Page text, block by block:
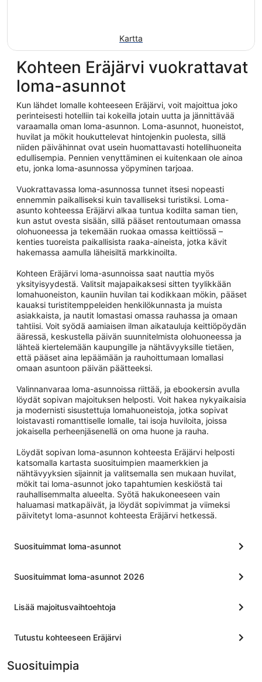
Kartta
Kohteen Eräjärvi vuokrattavat
loma-asunnot
Kun lähdet lomalle kohteeseen Eräjärvi, voit majoittua joko
perinteisesti hotelliin tai kokeilla jotain uutta ja jännittävää
varaamalla oman loma-asunnon. Loma-asunnot, huoneistot,
huvilat ja mökit houkuttelevat hintojenkin puolesta, sillä
niiden päivähinnat ovat usein huomattavasti hotellihuoneita
edullisempia. Pennien venyttäminen ei kuitenkaan ole ainoa
etu, jonka loma-asunnossa yöpyminen tarjoaa.
Vuokrattavassa loma-asunnossa tunnet itsesi nopeasti
ennemmin paikalliseksi kuin tavalliseksi turistiksi. Loma-
asunto kohteessa Eräjärvi alkaa tuntua kodilta saman tien,
kun astut ovesta sisään, sillä pääset rentoutumaan omassa
olohuoneessa ja tekemään ruokaa omassa keittiössä –
kenties tuoreista paikallisista raaka-aineista, jotka kävit
hakemassa aamulla läheisiltä markkinoilta.
Kohteen Eräjärvi loma-asunnoissa saat nauttia myös
yksityisyydestä. Valitsit majapaikaksesi sitten tyylikkään
lomahuoneiston, kauniin huvilan tai kodikkaan mökin, pääset
kauaksi turistitemppeleiden henkilökunnasta ja muista
asiakkaista, ja nautit lomastasi omassa rauhassa ja omaan
tahtiisi. Voit syödä aamiaisen ilman aikatauluja keittiöpöydän
ääressä, keskustella päivän suunnitelmista olohuoneessa ja
lähteä kiertelemään kaupungille ja nähtävyyksille tietäen,
että pääset aina lepäämään ja rauhoittumaan lomallasi
omaan asuntoon päivän päätteeksi.
Valinnanvaraa loma-asunnoissa riittää, ja ebookersin avulla
löydät sopivan majoituksen helposti. Voit hakea nykyaikaisia
ja modernisti sisustettuja lomahuoneistoja, jotka sopivat
loistavasti romanttiselle lomalle, tai isoja huviloita, joissa
jokaisella perheenjäsenellä on oma huone ja rauha.
Löydät sopivan loma-asunnon kohteesta Eräjärvi helposti
katsomalla kartasta suosituimpien maamerkkien ja
nähtävyyksien sijainnit ja valitsemalla sen mukaan huvilat,
mökit tai loma-asunnot joko tapahtumien keskiöstä tai
rauhallisemmalta alueelta. Syötä hakukoneeseen vain
haluamasi matkapäivät, ja löydät sopivimmat ja viimeksi
päivitetyt loma-asunnot kohteesta Eräjärvi hetkessä.
Suosituimmat loma-asunnot
Suosituimmat loma-asunnot 2026
Lisää majoitusvaihtoehtoja
Tutustu kohteeseen Eräjärvi
Suosituimpia